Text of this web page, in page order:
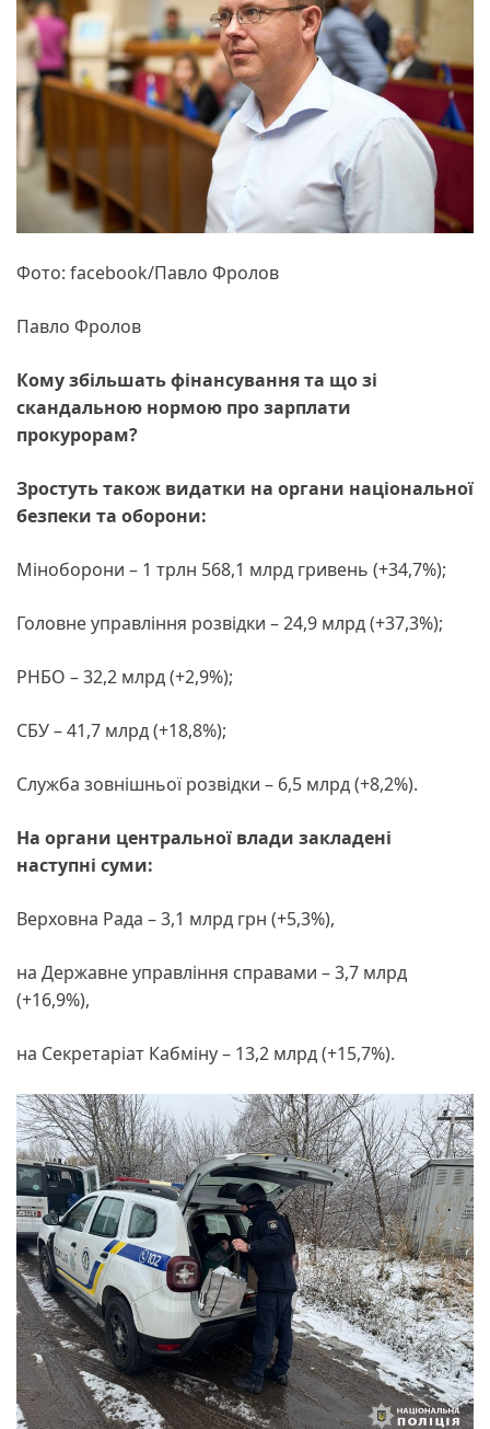
Фото: facebook/Павло Фролов
Павло Фролов
Кому збільшать фінансування та що зі
скандальною нормою про зарплати
прокурорам?
Зростуть також видатки на органи національної
безпеки та оборони:
Міноборони – 1 трлн 568,1 млрд гривень (+34,7%);
Головне управління розвідки – 24,9 млрд (+37,3%);
РНБО – 32,2 млрд (+2,9%);
СБУ – 41,7 млрд (+18,8%);
Служба зовнішньої розвідки – 6,5 млрд (+8,2%).
На органи центральної влади закладені
наступні суми:
Верховна Рада – 3,1 млрд грн (+5,3%),
на Державне управління справами – 3,7 млрд
(+16,9%),
на Секретаріат Кабміну – 13,2 млрд (+15,7%).